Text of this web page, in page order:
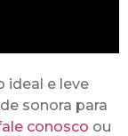
ideal e leve
sonora para
conosco ou